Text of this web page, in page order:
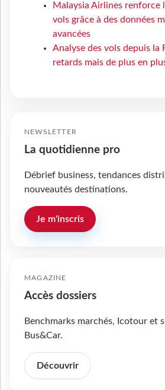
Malaysia Airlines renforce
vols grâce à des données
avancées
Analyse des vols depuis la
retards mais de plus en
NEWSLETTER
La quotidienne pro
Débrief business, tendances
nouveautés destinations.
Je m'inscris
MAGAZINE
Accès dossiers
Benchmarks marchés, Icotour et
Bus&Car.
Découvrir